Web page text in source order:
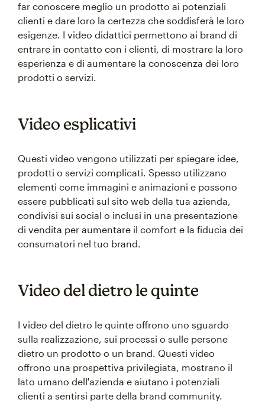
far conoscere meglio un prodotto ai potenziali
clienti e dare loro la certezza che soddisferà le loro
esigenze. I video didattici permettono ai brand di
entrare in contatto con i clienti, di mostrare la loro
esperienza e di aumentare la conoscenza dei loro
prodotti o servizi.
Video esplicativi
Questi video vengono utilizzati per spiegare idee,
prodotti o servizi complicati. Spesso utilizzano
elementi come immagini e animazioni e possono
essere pubblicati sul sito web della tua azienda,
condivisi sui social o inclusi in una presentazione
di vendita per aumentare il comfort e la fiducia dei
consumatori nel tuo brand.
Video del dietro le quinte
I video del dietro le quinte offrono uno sguardo
sulla realizzazione, sui processi o sulle persone
dietro un prodotto o un brand. Questi video
offrono una prospettiva privilegiata, mostrano il
lato umano dell'azienda e aiutano i potenziali
clienti a sentirsi parte della brand community.